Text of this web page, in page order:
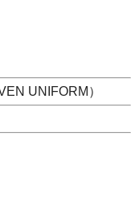
UNIFORM）